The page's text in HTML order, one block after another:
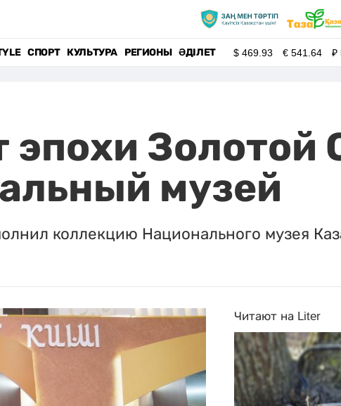
СПОРТ КУЛЬТУРА РЕГИОНЫ ӘДІЛЕТ $469.93 €541.64 ₽
эпохи Золотой
музей
коллекцию Национального музея
Читают на Liter